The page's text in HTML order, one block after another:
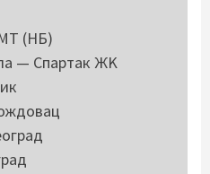
(НБ)
— Спартак ЖK